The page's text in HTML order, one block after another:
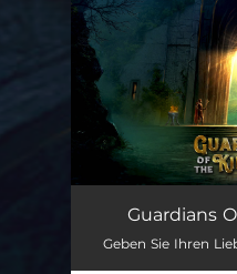
Guardians
Geben Sie Ihren